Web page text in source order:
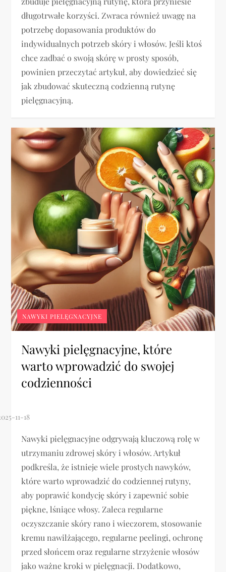
długotrwałe korzyści. Zwraca również uwagę na
potrzebę dopasowania produktów do
indywidualnych potrzeb skóry i włosów. Jeśli ktoś
chce zadbać o swoją skórę w prosty sposób,
powinien przeczytać artykuł, aby dowiedzieć się
jak zbudować skuteczną codzienną rutynę
pielęgnacyjną.
NAWYKI PIELĘGNACYJNE
Nawyki pielęgnacyjne, które
warto wprowadzić do swojej
codzienności
Nawyki pielęgnacyjne odgrywają kluczową rolę w
utrzymaniu zdrowej skóry i włosów. Artykuł
podkreśla, że istnieje wiele prostych nawyków,
które warto wprowadzić do codziennej rutyny,
aby poprawić kondycję skóry i zapewnić sobie
piękne, lśniące włosy. Zaleca regularne
oczyszczanie skóry rano i wieczorem, stosowanie
kremu nawilżającego, regularne peelingi, ochronę
przed słońcem oraz regularne strzyżenie włosów
jako ważne kroki w pielęgnacji. Dodatkowo,